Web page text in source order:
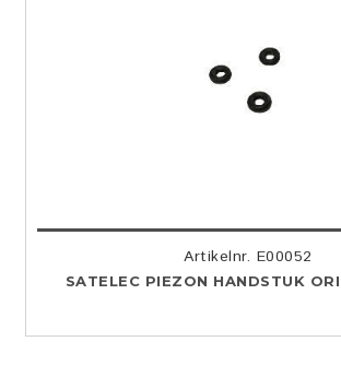
Artikelnr. E00052
SATELEC PIEZON HANDSTUK